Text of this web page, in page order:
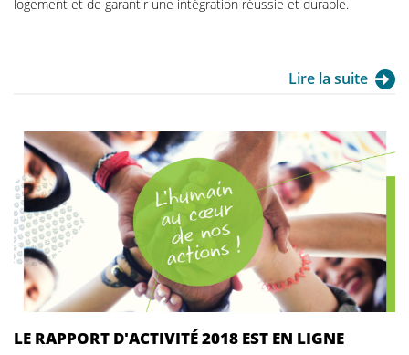
logement et de garantir une intégration réussie et durable.
Lire la suite
LE RAPPORT D'ACTIVITÉ 2018 EST EN LIGNE